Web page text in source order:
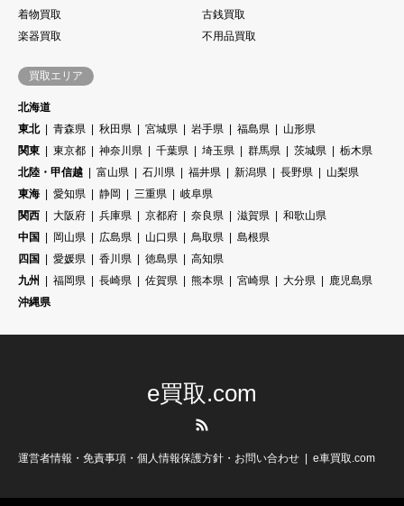
着物買取
古銭買取
楽器買取
不用品買取
買取エリア
北海道
東北
青森県 秋田県 宮城県 岩手県 福島県
山形県
関東
東京都 神奈川県 千葉県 埼玉県 群馬県 茨城県
栃木県
北陸・甲信越
富山県 石川県 福井県 新潟県 長野県
山梨県
東海
愛知県 静岡 三重県
岐阜県
関西
大阪府 兵庫県 京都府 奈良県 滋賀県
和歌山県
中国
岡山県 広島県 山口県 鳥取県
島根県
四国
愛媛県 香川県 徳島県
高知県
九州
福岡県 長崎県 佐賀県 熊本県 宮崎県 大分県
鹿児島県
沖縄県
e買取.com
運営者情報・免責事項・個人情報保護方針・お問い合わせ e車買取.com